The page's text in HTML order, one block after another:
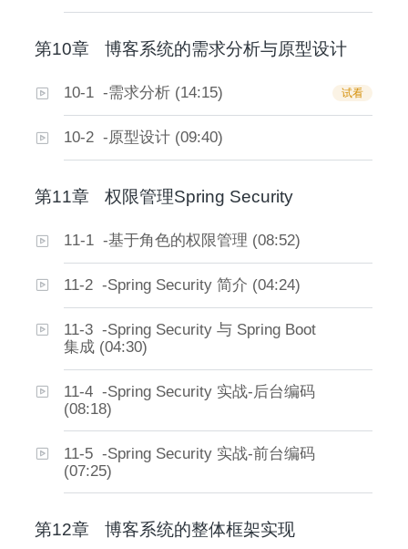
第10章 博客系统的需求分析与原型设计
10-1 -需求分析 (14:15) 试看
10-2 -原型设计 (09:40)
第11章 权限管理Spring Security
11-1 -基于角色的权限管理 (08:52)
11-2 -Spring Security 简介 (04:24)
11-3 -Spring Security 与 Spring Boot
集成 (04:30)
11-4 -Spring Security 实战-后台编码
(08:18)
11-5 -Spring Security 实战-前台编码
(07:25)
第12章 博客系统的整体框架实现